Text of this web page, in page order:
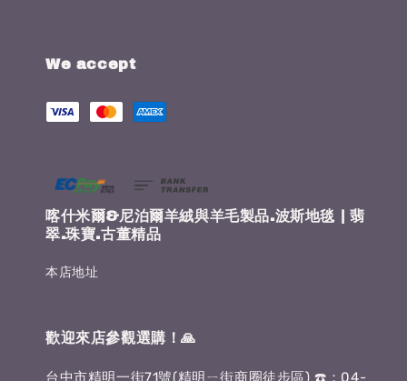
We accept
喀什米爾&尼泊爾羊絨與羊毛製品.波斯地毯 | 翡
翠.珠寶.古董精品
本店地址
歡迎來店參觀選購！🙏
台中市精明一街71號(精明ㄧ街商圈徒步區) ☎️：04-